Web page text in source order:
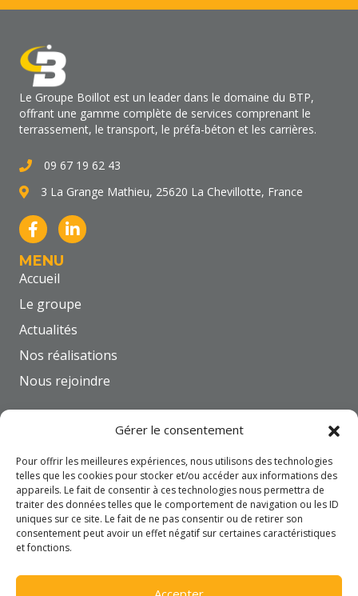
Gérer le consentement
Pour offrir les meilleures expériences, nous utilisons des technologies
telles que les cookies pour stocker et/ou accéder aux informations des
appareils. Le fait de consentir à ces technologies nous permettra de
traiter des données telles que le comportement de navigation ou les ID
uniques sur ce site. Le fait de ne pas consentir ou de retirer son
consentement peut avoir un effet négatif sur certaines caractéristiques
et fonctions.
Le Groupe Boillot est un leader dans le domaine du BTP,
offrant une gamme complète de services comprenant le
terrassement, le transport, le préfa-béton et les carrières.
09 67 19 62 43
3 La Grange Mathieu, 25620 La Chevillotte, France
facebook
MENU
Accueil
Le groupe
Actualités
Nos réalisations
Nous rejoindre
NOUS CONTACTER
SBTC
SBTL
SBPB
SBEC
Mentions légales